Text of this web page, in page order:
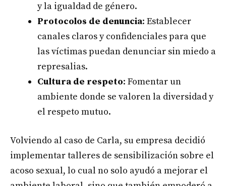
y la igualdad de género.
Protocolos de denuncia: Establecer
canales claros y confidenciales para que
las víctimas puedan denunciar sin miedo a
represalias.
Cultura de respeto: Fomentar un
ambiente donde se valoren la diversidad y
el respeto mutuo.
Volviendo al caso de Carla, su empresa decidió
implementar talleres de sensibilización sobre el
acoso sexual, lo cual no solo ayudó a mejorar el